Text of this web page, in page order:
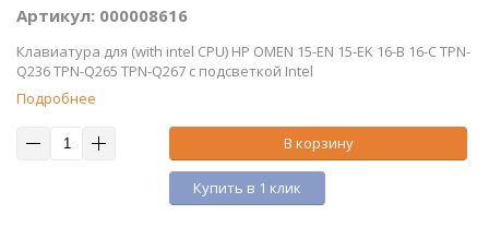
Артикул: 000008616
Клавиатура для (with intel CPU) HP OMEN 15-EN 15-EK 16-B 16-C TPN-
Q236 TPN-Q265 TPN-Q267 с подсветкой Intel
Подробнее
В корзину
Купить в 1 клик